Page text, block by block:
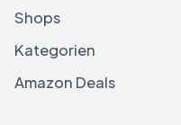
Shops
Kategorien
Amazon Deals